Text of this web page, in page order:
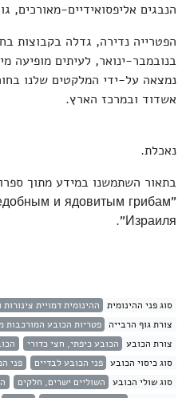
הנבגים אליפסואידיים-מאורכים, גודלם 10-14*4-6
הפטרייה נדירה, גדלה בקבוצות
בנובמבר-ינואר, לעיתים מופיעה
נמצאה על-ידי המלקטים שלנו
אשדוד ובמרכז הארץ.
נאכלת.
בתאור השתמשנו במידע מתוך ספרו
и ядовитым грибам
Израиля".
סוג פני ההינומית ההינומית דמויית צינורות
צורת גוף הרבייה פטריות הכובע המורכבות
צורת הכובע הכובע כיפתי, חצי כדורי
סוג כיסוי הכובע פני הכובע לבדיים
פני
סוג שולי הכובע השוליים ישרים, חלקים